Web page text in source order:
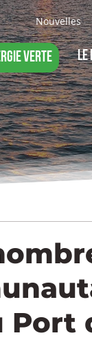
Nouvelles
VERTE LE
Port